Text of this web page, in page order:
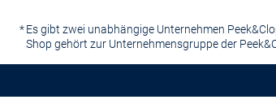
Es gibt zwei unabhängige Unternehmen
Shop gehört zur Unternehmensgruppe der